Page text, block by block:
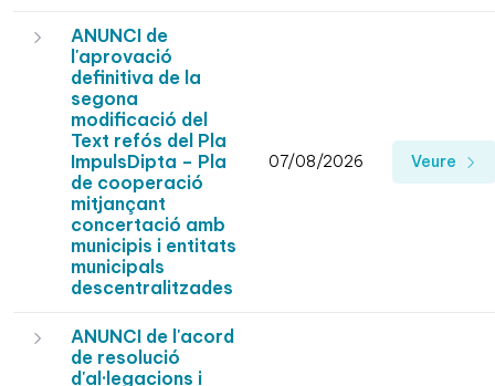
ANUNCI de
l'aprovació
definitiva de la
segona
modificació del
Text refós del Pla
ImpulsDipta – Pla
de cooperació
mitjançant
concertació amb
municipis i entitats
municipals
descentralitzades
07/08/2026 Veure
ANUNCI de l'acord
de resolució
d'al·legacions i